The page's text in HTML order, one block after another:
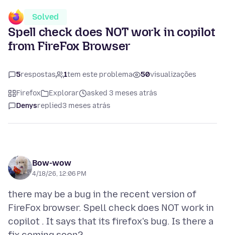
Solved
Spell check does NOT work in copilot
from FireFox Browser
5respostas 1tem este problema 50visualizações
Firefox Explorar
asked 3 meses atrás
Denysreplied3 meses atrás
Bow-wow
4/18/26, 12:06 PM
there may be a bug in the recent version of
FireFox browser. Spell check does NOT work in
copilot . It says that its firefox's bug. Is there a